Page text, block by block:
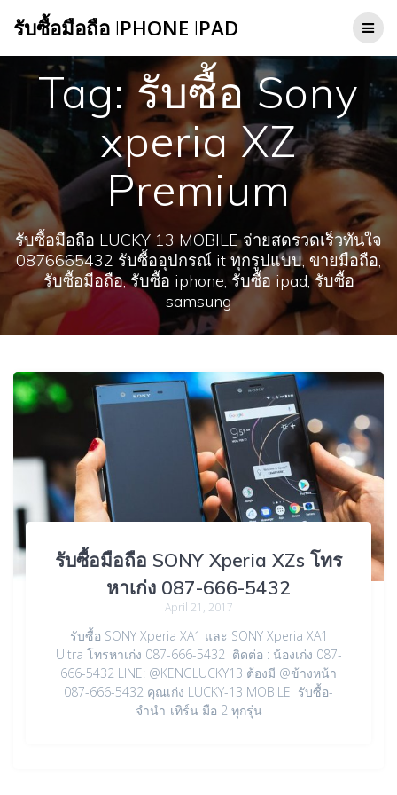
to
รับซื้อมือถือ IPHONE IPAD
Tag:รับซื้อ Sony
xperia XZ
Premium
รับซื้อมือถือ LUCKY 13 MOBILE จ่ายสดรวดเร็วทันใจ
0876665432 รับซื้ออุปกรณ์ it ทุกรูปแบบ, ขายมือถือ,
รับซื้อมือถือ, รับซื้อ iphone, รับซื้อ ipad, รับซื้อ
samsung
รับซื้อมือถือ SONY Xperia XZs โทร
หาเก่ง 087-666-5432
April 21, 2017
รับซื้อ SONY Xperia XA1 และ SONY Xperia XA1
Ultra โทรหาเก่ง 087-666-5432 ติดต่อ : น้องเก่ง 087-
666-5432 LINE: @KENGLUCKY13 ต้องมี @ข้างหน้า
087-666-5432 คุณเก่ง LUCKY-13 MOBILE รับซื้อ-
จำนำ-เทิร์น มือ 2 ทุกรุ่น